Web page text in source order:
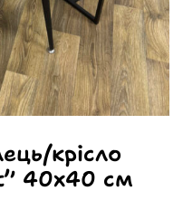
крісло
40х40 см